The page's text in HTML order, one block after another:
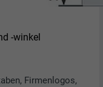
-winkel
Firmenlogos,